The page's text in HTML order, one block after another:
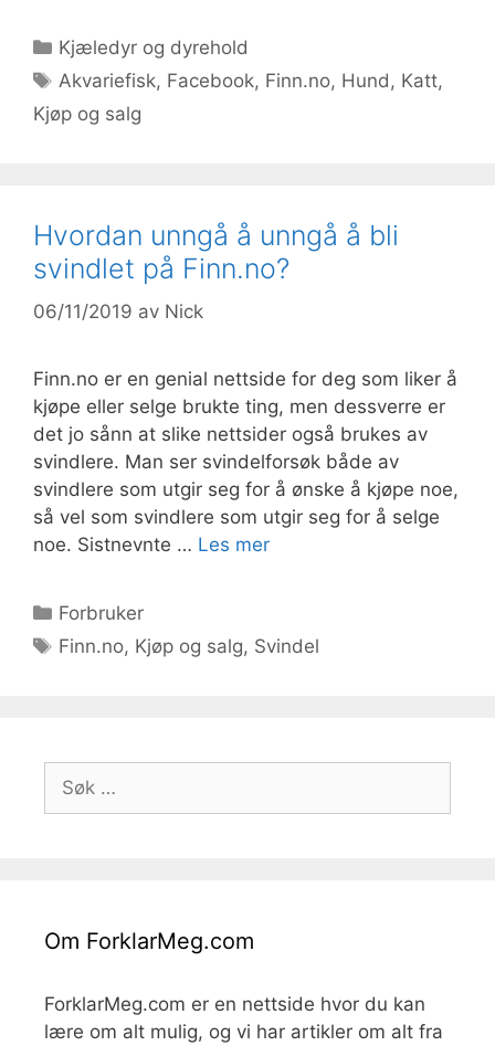
Kategorier
Kjæledyr og dyrehold
Stikkord
Akvariefisk, Facebook, Finn.no, Hund, Katt,
Kjøp og salg
Hvordan unngå å unngå å bli
svindlet på Finn.no?
06/11/2019 av Nick
Finn.no er en genial nettside for deg som liker å
kjøpe eller selge brukte ting, men dessverre er
det jo sånn at slike nettsider også brukes av
svindlere. Man ser svindelforsøk både av
svindlere som utgir seg for å ønske å kjøpe noe,
så vel som svindlere som utgir seg for å selge
noe. Sistnevnte … Les mer
Kategorier
Forbruker
Stikkord
Finn.no, Kjøp og salg, Svindel
etter:
Om ForklarMeg.com
ForklarMeg.com er en nettside hvor du kan
lære om alt mulig, og vi har artikler om alt fra